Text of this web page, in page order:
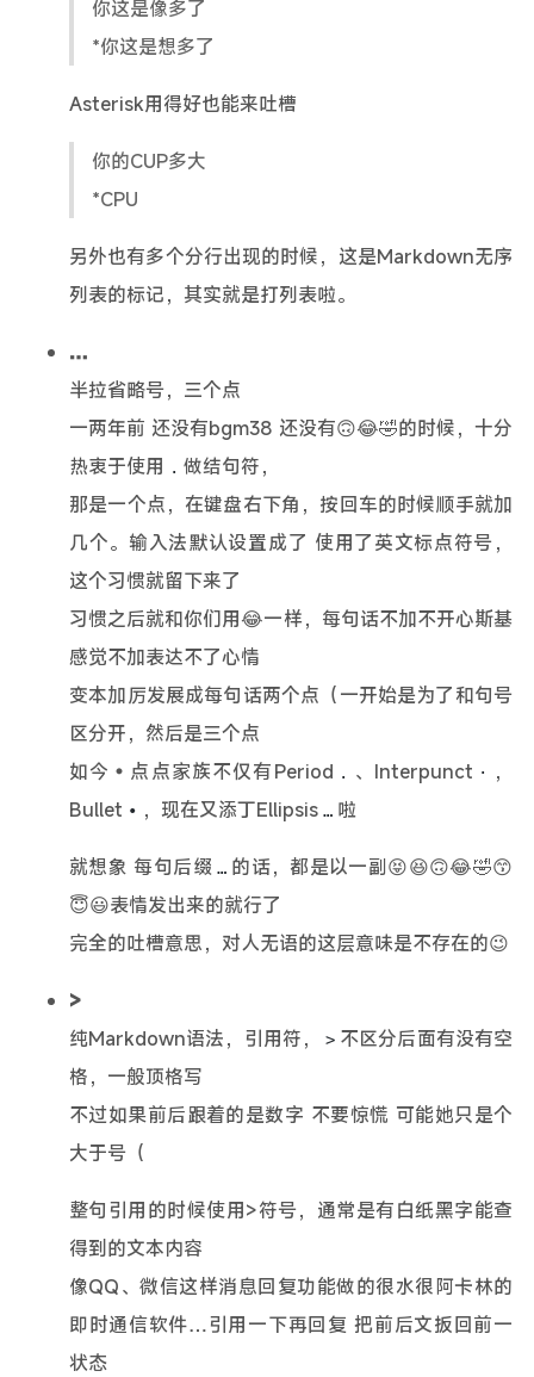
你这是像多了
*你这是想多了
Asterisk用得好也能来吐槽
你的CUP多大
*CPU
另外也有多个分行出现的时候，这是Markdown无序
列表的标记，其实就是打列表啦。
…
半拉省略号，三个点
一两年前 还没有bgm38 还没有🙃😂🤣的时候，十分
热衷于使用 . 做结句符，
那是一个点，在键盘右下角，按回车的时候顺手就加
几个。输入法默认设置成了 使用了英文标点符号，
这个习惯就留下来了
习惯之后就和你们用😂一样，每句话不加不开心斯基
感觉不加表达不了心情
变本加厉发展成每句话两个点（一开始是为了和句号
区分开，然后是三个点
如今•点点家族不仅有Period . 、Interpunct ·
，
Bullet • ，现在又添丁Ellipsis … 啦
就想象 每句后缀 … 的话，都是以一副😝😆🙃😂🤣😙
😇😃表情发出来的就行了
完全的吐槽意思，对人无语的这层意味是不存在的😉
>
纯Markdown语法，引用符，
> 不区分后面有没有空
格，一般顶格写
不过如果前后跟着的是数字 不要惊慌 可能她只是个
大于号（
整句引用的时候使用>符号，通常是有白纸黑字能查
得到的文本内容
像QQ、微信这样消息回复功能做的很水很阿卡林的
即时通信软件…引用一下再回复 把前后文扳回前一
状态